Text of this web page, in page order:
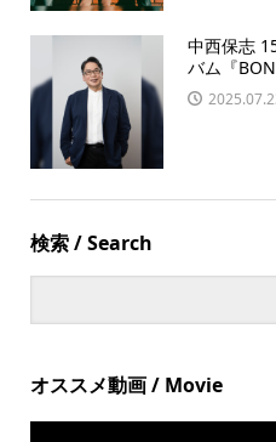
中西保志
バム『
検索 / Search
オススメ動画 / Movie